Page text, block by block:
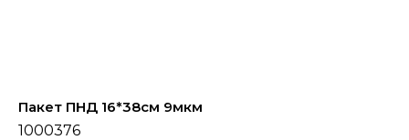
Пакет ПНД 16*38см 9мкм
1000376